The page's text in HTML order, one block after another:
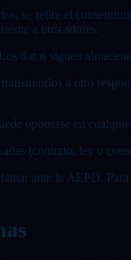
se retire el
a buscadores.
datos siguen
a otro
oponerse en
(contrato, ley o
ante la AEPD.